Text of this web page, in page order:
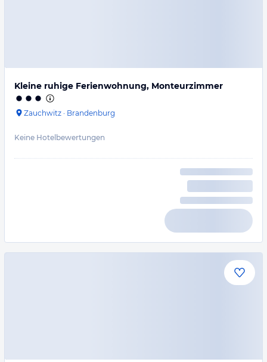
Kleine ruhige Ferienwohnung, Monteurzimmer
Zauchwitz · Brandenburg
Keine Hotelbewertungen